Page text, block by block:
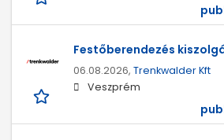
Festőberendezés
06.08.2026, Trenkwalder Kft
Veszprém